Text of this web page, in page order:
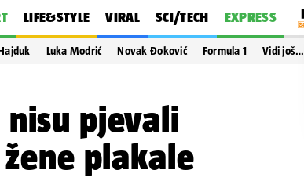
LIFE&STYLE VIRAL SCI/TECH EXPRESS
Luka Modrić Novak Đoković Formula 1 Vidi još…
pjevali
plakale